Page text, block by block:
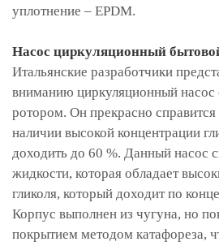
уплотнение – EPDM.
Насос циркуляционный
Итальянские разработчики
вниманию циркуляционный
ротором. Он прекрасно
наличии высокой концентрации
доходить до 60 %. Данный насос
жидкости, которая обладает
гликоля, который доходит по
Корпус выполнен из чугуна, но
покрытием методом катафореза,